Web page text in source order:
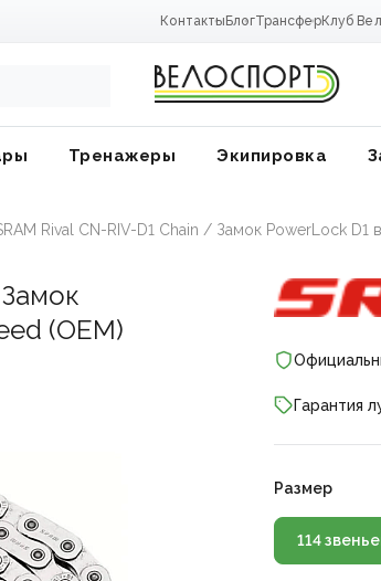
Контакты БлогТрансферКлуб
Тренажеры Экипировка
Rival CN-RIV-D1 Chain / Замок PowerLock
(OEM)
Гарантия
Размер
114